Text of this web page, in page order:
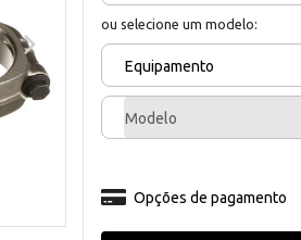
ou selecione um modelo:
Equipamento
Modelo
Opções de pagamento